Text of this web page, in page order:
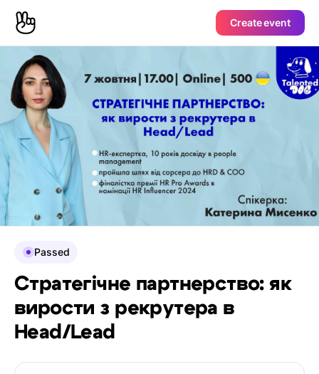
Create event
Passed
Стратегічне партнерство: як
вирости з рекрутера в
Head/Lead